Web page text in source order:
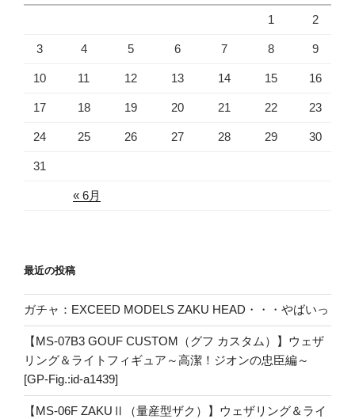
« 6月
1 2
3 4 5 6 7 8 9
10 11 12 13 14 15 16
17 18 19 20 21 22 23
24 25 26 27 28 29 30
31
最近の投稿
ガチャ：EXCEED MODELS ZAKU HEAD・・・やばいっ
【MS-07B3 GOUF CUSTOM（グフ カスタム）】ウェザ
リング＆ライトフィギュア～高潔！ジオンの忠臣編～
[GP-Fig.:id-a1439]
【MS-06F ZAKUⅡ（量産型ザク）】ウェザリング＆ライ